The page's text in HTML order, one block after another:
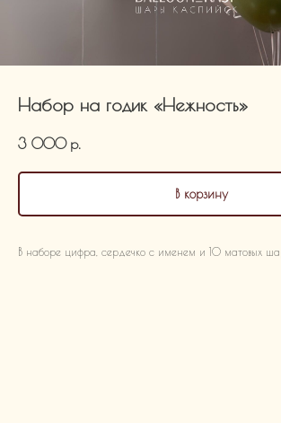
Набор на годик «Нежность»
3 000 р.
В корзину
В наборе цифра, сердечко с именем и 10 матовых